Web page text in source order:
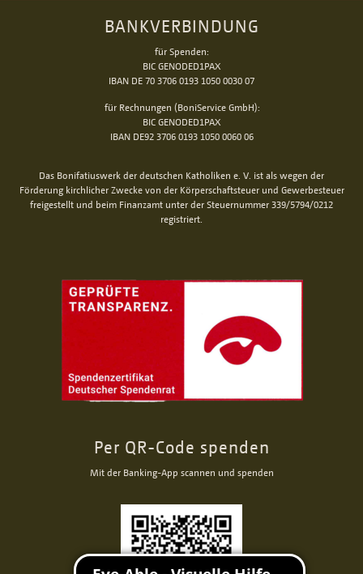
BANKVERBINDUNG
für Spenden:
BIC GENODED1PAX
IBAN DE 70 3706 0193 1050 0030 07
für Rechnungen (BoniService GmbH):
BIC GENODED1PAX
IBAN DE92 3706 0193 1050 0060 06
Das Bonifatiuswerk der deutschen Katholiken e. V. ist als wegen der
Förderung kirchlicher Zwecke von der Körperschaftsteuer und Gewerbesteuer
freigestellt und beim Finanzamt unter der Steuernummer 339/5794/0212
registriert.
Per QR-Code spenden
Mit der Banking-App scannen und spenden